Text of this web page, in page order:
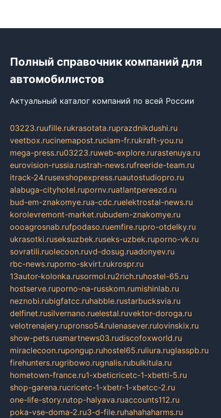
Полный справочник компаний для
автомобилистов
Актуальный каталог компаний по всей России
03223.ruufille.rukrasotata.ruprazdnikdushi.ru
veetbox.rucinemapost.ruciam-fr.rukraft-you.ru
mega-press.ru03223.ruweb-explore.rurastenuya.ru
eurovision-russia.rustrah-news.rufreeride-team.ru
itrack-24.rusexshopexpress.ruautostudiopro.ru
alabuga-cityhotel.rupornv.ruatlantpereezd.ru
bud-em-znakomye.rua-cdc.ruelektrostal-news.ru
korolevremont-market.rubudem-znakomye.ru
oooagrosnab.rufpodaso.ruemfire.rupro-otdelky.ru
ukrasotki.ruseksuzbek.ruseks-uzbek.ruporno-vk.ru
sovratili.ruolecoon.ruvd-dosug.ruadonyev.ru
rbc-news.ruporno-skvirt.rukrospr.ru
13autor-kolonka.rusormol.ru2rich.ruhostel-65.ru
hostserve.ruporno-na-russkom.rumishinlab.ru
neznobi.rubigfatcc.ruhabble.rustarbucksvia.ru
delfinet.rusilvernano.ruelestal.ruvektor-doroga.ru
velotrenajery.rupronso54.rulenasever.rulovinskix.ru
show-pets.rusmartnews03.rudiscofoxworld.ru
miraclecoon.rupongup.ruhostel65.ruliura.ruglasspb.ru
firehunters.rugribowo.rugnalis.rubulkitula.ru
hometown-france.ru1-xbeticricetc-1-xbetti-5.ru
shop-garena.rucricetc-1-xbetr-1-xbetcc-2.ru
one-life-story.rutop-halyava.ruaccounts112.ru
poka-vse-doma-2.ru3-d-file.ruhahahaharms.ru